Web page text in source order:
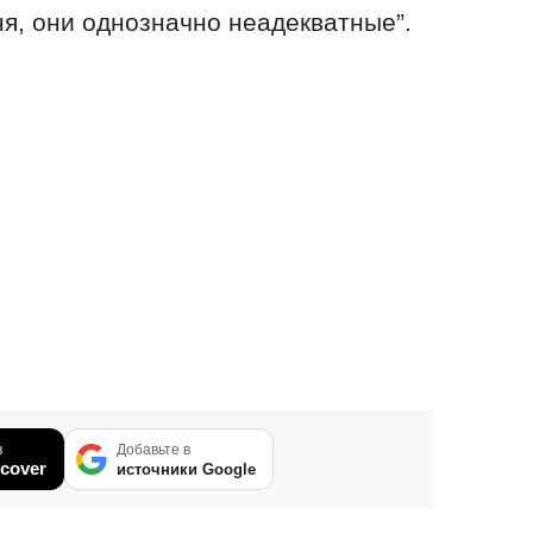
они однозначно неадекватные”.
Добавьте в
источники Google